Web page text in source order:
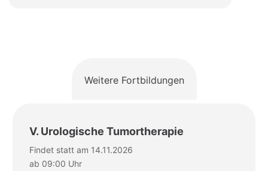
Weitere Fortbildungen
V. Urologische Tumortherapie
Findet statt am 14.11.2026
ab 09:00 Uhr